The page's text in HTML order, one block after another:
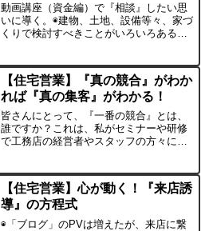
動画講座（資金編）で『相談』したい思
いに導く。◉建物、土地、設備等々、家づ
くりで検討すべきことがいろいろある中
金利の種類とリスク、住宅ローン減税、
贈与等の税制面、等々、
【住宅営業】『真の競合』がわか
れば『真の集客』がわかる！
皆さんにとって、『一番の競合』とは、
誰ですか？これは、私がセミナーや研修
で工務店の経営者やスタッフの方々にお
ですか？
【住宅営業】心が動く！『来店誘
導』の方程式
◉「ブログ」のPVは増えたが、来店に繋